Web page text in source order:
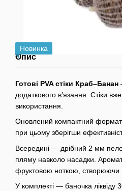
Новинка
Опис
Готові PVA стіки Краб–Банан
додаткового в’язання. Стіки
використання.
Оновлений компактний формат
при цьому зберігши
Всередині — дрібний 2 мм
пляму навколо насадки.
фруктовою ноткою, створюючи
У комплекті — баночка ліквіду